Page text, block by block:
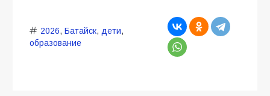
2026, Батайск, дети,
образование